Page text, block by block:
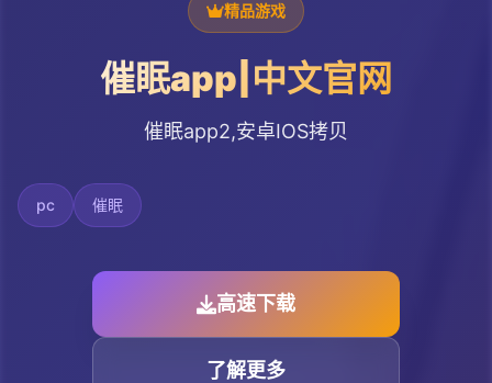
精品游戏
催眠app|中文官网
催眠app2,安卓IOS拷贝
pc 催眠
高速下载
了解更多